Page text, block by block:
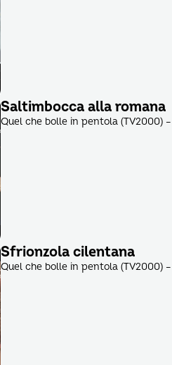
Saltimbocca alla romana
Quel che bolle in pentola (TV2000)
Sfrionzola cilentana
Quel che bolle in pentola (TV2000)